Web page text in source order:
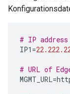
# IP address
IP1 =
# URL of
MGMT_URL=